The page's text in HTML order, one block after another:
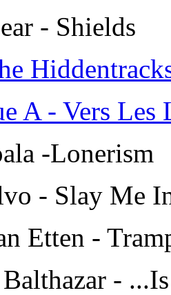
- Shields
A - Vers Les
-Lonerism
- Slay Me
Etten -
-